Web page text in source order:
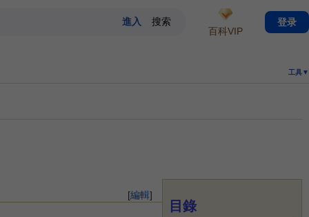
工具▼
目錄
[編輯]
百科VIP
登录